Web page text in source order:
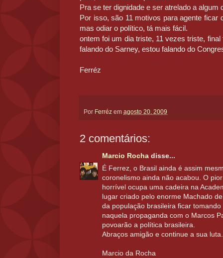
Pra se ter dignidade e ser atrelado a algum
Por isso, são 11 motivos para agente ficar
mas odiar o político, tá mais fácil.
ontem foi um dia triste, 11 vezes triste,
falando do Sarney, estou falando do
Ferréz
Por Ferréz em agosto 20, 2009
2 comentários:
Marcio Rocha disse...
É Ferrez, o Brasil ainda é assim
coronelismo ainda não acabou. O
horrível ocupa uma cadeira na
lugar criado pelo enorme Machado
da população brasileira ficar
naquela propaganda com o Marcos
povoarão a política brasileira.
Abraços amigão e continue a sua luta.
Marcio da Rocha